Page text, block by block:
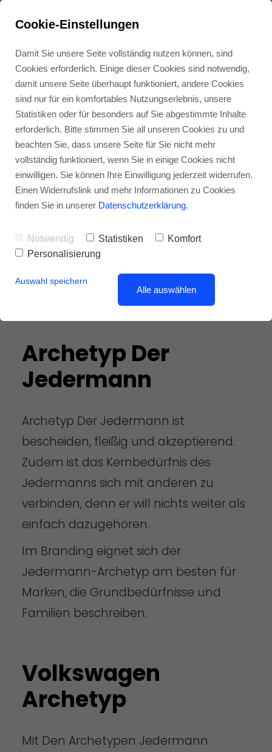
Archetyp Der
Jedermann
Volkswagen (Teil
3.)
Archetyp Der
Jedermann
Archetyp Der Jedermann ist
bescheiden, fleißig und akzeptierend.
Zudem ist das Kernbedürfnis des
Jedermanns sich mit anderen zu
verbinden, denn er will nichts weiter als
einfach dazugehören.
Im Branding eignet sich der
Jedermann-Archetyp am besten für
Marken, die Grundbedürfnisse und
Familien beschreiben.
Volkswagen
Archetyp
Mit Den Archetypen Jedermann
Cookie-Einstellungen
Damit Sie unsere Seite vollständig nutzen können, sind
Cookies erforderlich. Einige dieser Cookies sind notwendig,
damit unsere Seite überhaupt funktioniert, andere Cookies
sind nur für ein komfortables Nutzungserlebnis, unsere
Statistiken oder für besonders auf Sie abgestimmte Inhalte
erforderlich. Bitte stimmen Sie all unseren Cookies zu und
beachten Sie, dass unsere Seite für Sie nicht mehr
vollständig funktioniert, wenn Sie in einige Cookies nicht
einwilligen. Sie können Ihre Einwilligung jederzeit widerrufen.
Einen Widerrufslink und mehr Informationen zu Cookies
finden Sie in unserer Datenschutzerklärung.
Notwendig Statistiken
Komfort
Personalisierung
Auswahl speichern
Alle auswählen